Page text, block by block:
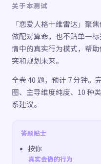
关于本测试
「恋爱人格十维雷达」聚
做配对算命，也不贴单一
情中的真实行为模式，帮
突和规划未来。
全卷 40 题，预计 7 分钟。
图、主导维度纯度、10 种
系建议。
答题贴士
按你
真实会做的行为